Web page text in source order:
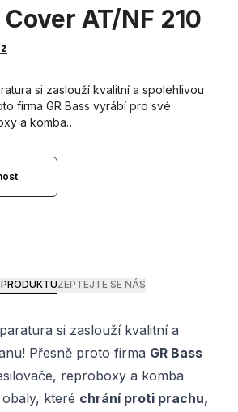
Cover AT/NF 210
si zaslouží kvalitní a spolehlivou
firma GR Bass vyrábí pro své
a komba…
ZEPTEJTE SE NÁS
si zaslouží kvalitní a
Přesně proto firma GR Bass
reproboxy a komba
které chrání proti prachu,